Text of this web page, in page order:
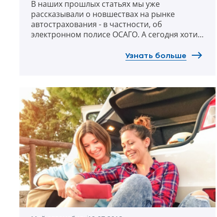
В наших прошлых статьях мы уже
рассказывали о новшествах на рынке
автострахования - в частности, об
электронном полисе ОСАГО. А сегодня хотим
полисам автогражданки. Это относительно
урегулирование именно от УНИКА?
Узнать больше